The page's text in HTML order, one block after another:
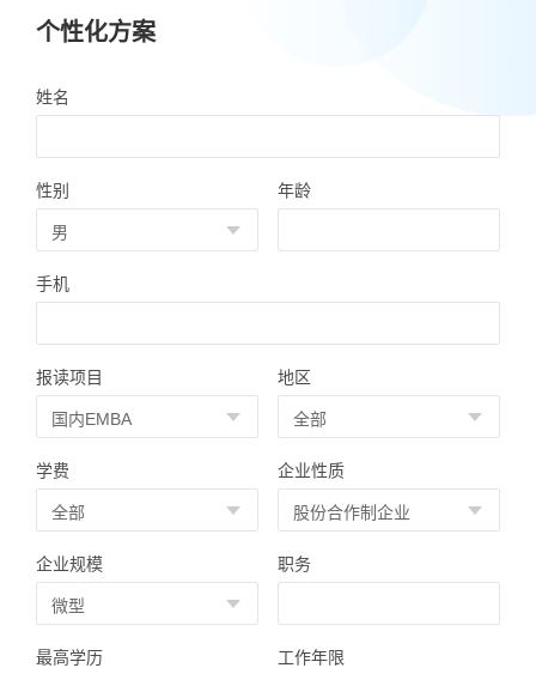
个性化方案
姓名
性别 年龄
手机
报读项目 地区
学费 企业性质
企业规模 职务
最高学历 工作年限